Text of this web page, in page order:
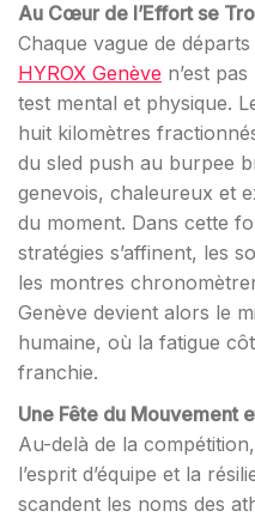
Au Cœur de l’Effort se
Chaque vague de
HYROX Genève n’est
test mental et physique.
huit kilomètres
du sled push au burpee
genevois, chaleureux et
du moment. Dans cette
stratégies s’affinent, les
les montres
Genève devient alors le
humaine, où la fatigue
franchie.
Une Fête du Mouvement
Au-delà de la
l’esprit d’équipe et la
scandent les noms des